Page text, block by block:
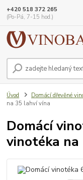
+420 518 372 265
(Po-Pá, 7-15 hod.)
Úvod Domácí dřevěné
na 35 lahví vína
Domácí
vinotéka